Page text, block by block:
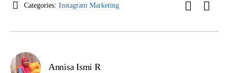
Categories: Instagram Marketing
Annisa Ismi R